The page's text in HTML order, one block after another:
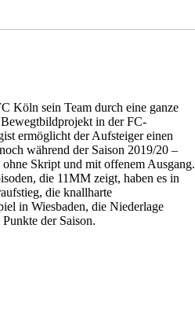
Köln sein Team durch eine ganze
in der FC-
ermöglicht der Aufsteiger einen
während der Saison 2019/20 –
Skript und mit offenem Ausgang.
die 11MM zeigt, haben es in
die knallharte
in Wiesbaden, die Niederlage
der Saison.